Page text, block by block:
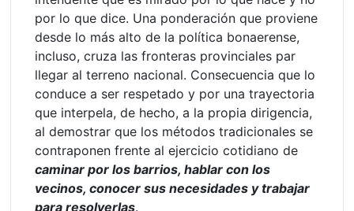
por lo que dice. Una ponderación que proviene
desde lo más alto de la política bonaerense,
incluso, cruza las fronteras provinciales par
llegar al terreno nacional. Consecuencia que lo
conduce a ser respetado y por una trayectoria
que interpela, de hecho, a la propia dirigencia,
al demostrar que los métodos tradicionales se
contraponen frente al ejercicio cotidiano de
caminar por los barrios, hablar con los
vecinos, conocer sus necesidades y trabajar
para resolverlas.